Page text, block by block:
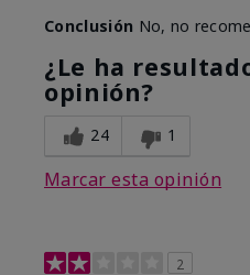
Conclusión No, no
¿Le ha
opinión?
24 1
Marcar esta opinión
2